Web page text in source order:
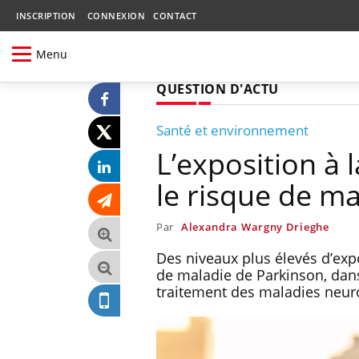
INSCRIPTION CONNEXION CONTACT
Menu
QUESTION D'ACTU
Santé et environnement
L’exposition
le risque de
Par Alexandra Wargny Drieghe
Des niveaux plus élevés
de maladie de Parkinson,
traitement des maladies